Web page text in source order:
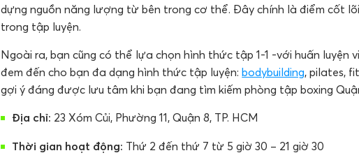
dựng nguồn năng lượng từ bên trong cơ thể. Đây chính là điểm cốt
trong tập luyện.
Ngoài ra, bạn cũng có thể lựa chọn hình thức tập 1-1 -với huấn luyện
đem đến cho bạn đa dạng hình thức tập luyện:bodybuilding, pilates,
gợi ý đáng được lưu tâm khi bạn đang tìm kiếm phòng tập boxing
Địa chỉ: 23 Xóm Củi, Phường 11, Quận 8, TP. HCM
Thời gian hoạt động: Thứ 2 đến thứ 7 từ 5 giờ 30 – 21 giờ 30